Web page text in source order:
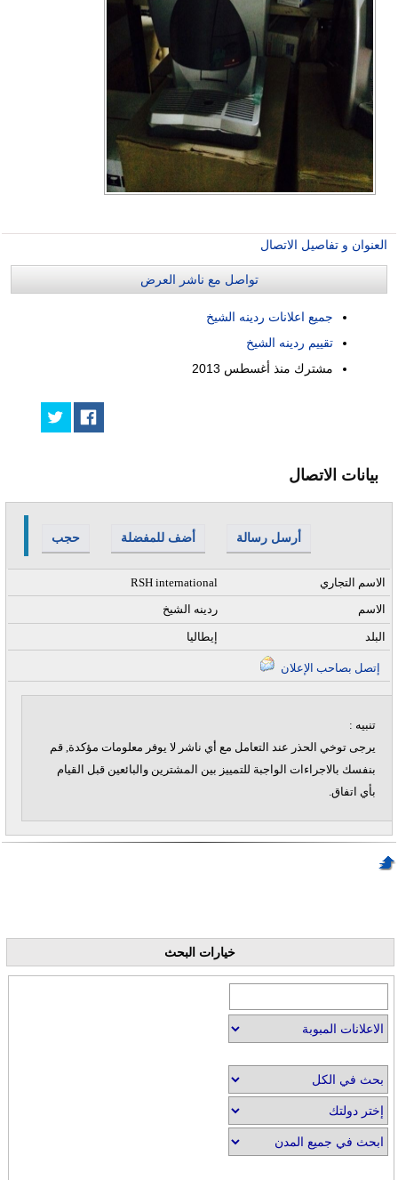
العنوان و تفاصيل الاتصال
تواصل مع ناشر العرض
جميع اعلانات ردينه الشيخ
تقييم ردينه الشيخ
مشترك منذ أغسطس 2013
بيانات الاتصال
حجب أضف للمفضلة أرسل رسالة
RSH international
الاسم التجاري
ردينه الشيخ
الاسم
إيطاليا البلد
تنبيه :
يرجى توخي الحذر عند التعامل مع أي ناشر لا يوفر معلومات مؤكدة, قم
بنفسك بالاجراءات الواجبة للتمييز بين المشترين والبائعين قبل القيام
بأي اتفاق.
خيارات البحث